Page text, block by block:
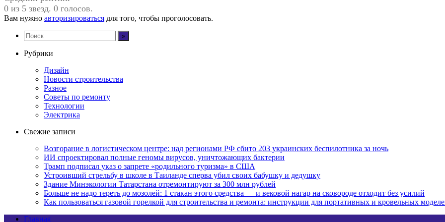
0 из 5 звезд. 0 голосов.
Вам нужно авторизироваться для того, чтобы проголосовать.
Рубрики
Дизайн
Новости строительства
Разное
Советы по ремонту
Технологии
Электрика
Свежие записи
Возгорание в логистическом центре: над регионами РФ сбито 203 украинских беспилотника за ночь
ИИ спроектировал полные геномы вирусов, уничтожающих бактерии
Трамп подписал указ о запрете «родильного туризма» в США
Устроивший стрельбу в школе в Таиланде сперва убил своих бабушку и дедушку
Здание Минэкологии Татарстана отремонтируют за 300 млн рублей
Больше не надо тереть до мозолей: 1 стакан этого средства — и вековой нагар на сковороде отходит без усилий
Как пользоваться газовой горелкой для строительства и ремонта: инструкции для портативных и кровельных
Главная